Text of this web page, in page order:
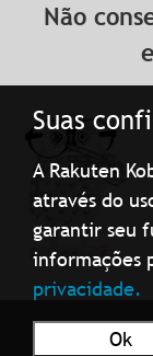
Suas
A Rakuten
através do
garantir seu
informações
privacidade.
Ok
Não